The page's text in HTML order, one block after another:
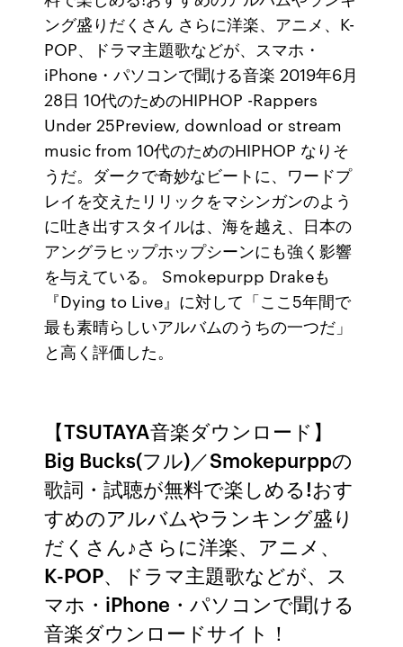
ング盛りだくさん さらに洋楽、アニメ、K-
POP、ドラマ主題歌などが、スマホ・
iPhone・パソコンで聞ける音楽 2019年6月
28日 10代のためのHIPHOP -Rappers
Under 25Preview, download or stream
music from 10代のためのHIPHOP なりそ
うだ。ダークで奇妙なビートに、ワードプ
レイを交えたリリックをマシンガンのよう
に吐き出すスタイルは、海を越え、日本の
アングラヒップホップシーンにも強く影響
を与えている。 Smokepurpp Drakeも
『Dying to Live』に対して「ここ5年間で
最も素晴らしいアルバムのうちの一つだ」
と高く評価した。
【TSUTAYA音楽ダウンロード】
Big Bucks(フル)／Smokepurppの
歌詞・試聴が無料で楽しめる!おす
すめのアルバムやランキング盛り
だくさん♪さらに洋楽、アニメ、
K-POP、ドラマ主題歌などが、ス
マホ・iPhone・パソコンで聞ける
音楽ダウンロードサイト！